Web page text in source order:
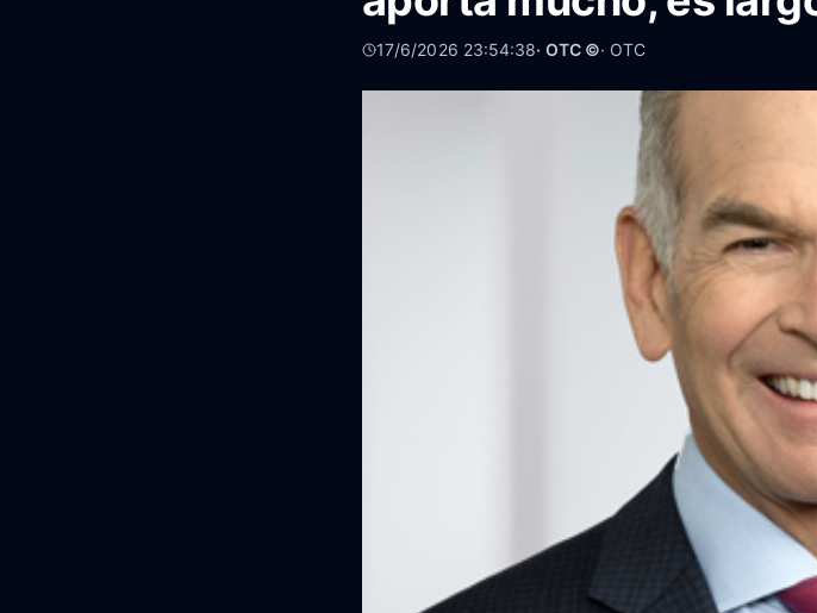
17/6/2026 23:54:38· OTC ©· OTC